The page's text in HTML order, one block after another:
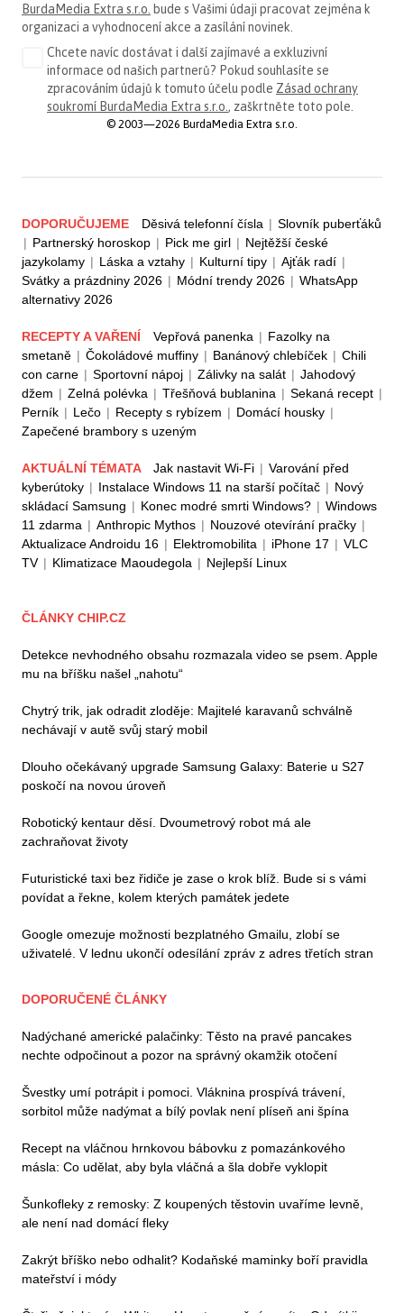
BurdaMedia Extra s.r.o. bude s Vašimi údaji pracovat zejména k
organizaci a vyhodnocení akce a zasílání novinek.
Chcete navíc dostávat i další zajímavé a exkluzivní
informace od našich partnerů? Pokud souhlasíte se
zpracováním údajů k tomuto účelu podle Zásad ochrany
soukromí BurdaMedia Extra s.r.o. , zaškrtněte toto pole.
© 2003—2026 BurdaMedia Extra s.r.o.
DOPORUČUJEME Děsivá telefonní čísla | Slovník puberťáků
| Partnerský horoskop | Pick me girl | Nejtěžší české
jazykolamy | Láska a vztahy | Kulturní tipy | Ajťák radí |
Svátky a prázdniny 2026 | Módní trendy 2026 | WhatsApp
alternativy 2026
RECEPTY A VAŘENÍ Vepřová panenka | Fazolky na
smetaně | Čokoládové muffiny | Banánový chlebíček | Chili
con carne | Sportovní nápoj | Zálivky na salát | Jahodový
džem | Zelná polévka | Třešňová bublanina | Sekaná recept |
Perník | Lečo | Recepty s rybízem | Domácí housky |
Zapečené brambory s uzeným
AKTUÁLNÍ TÉMATA Jak nastavit Wi-Fi | Varování před
kyberútoky | Instalace Windows 11 na starší počítač | Nový
skládací Samsung | Konec modré smrti Windows? | Windows
11 zdarma | Anthropic Mythos | Nouzové otevírání pračky |
Aktualizace Androidu 16 | Elektromobilita | iPhone 17 | VLC
TV | Klimatizace Maoudegola | Nejlepší Linux
ČLÁNKY CHIP.CZ
Detekce nevhodného obsahu rozmazala video se psem. Apple
mu na bříšku našel „nahotu“
Chytrý trik, jak odradit zloděje: Majitelé karavanů schválně
nechávají v autě svůj starý mobil
Dlouho očekávaný upgrade Samsung Galaxy: Baterie u S27
poskočí na novou úroveň
Robotický kentaur děsí. Dvoumetrový robot má ale
zachraňovat životy
Futuristické taxi bez řidiče je zase o krok blíž. Bude si s vámi
povídat a řekne, kolem kterých památek jedete
Google omezuje možnosti bezplatného Gmailu, zlobí se
uživatelé. V lednu ukončí odesílání zpráv z adres třetích stran
DOPORUČENÉ ČLÁNKY
Nadýchané americké palačinky: Těsto na pravé pancakes
nechte odpočinout a pozor na správný okamžik otočení
Švestky umí potrápit i pomoci. Vláknina prospívá trávení,
sorbitol může nadýmat a bílý povlak není plíseň ani špína
Recept na vláčnou hrnkovou bábovku z pomazánkového
másla: Co udělat, aby byla vláčná a šla dobře vyklopit
Šunkofleky z remosky: Z koupených těstovin uvaříme levně,
ale není nad domácí fleky
Zakrýt bříško nebo odhalit? Kodaňské maminky boří pravidla
mateřství i módy